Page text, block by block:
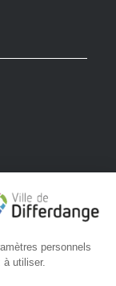
Store
✕
vous aider ?